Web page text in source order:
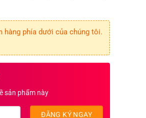
hàng phía dưới của chúng tôi.
sản phẩm này